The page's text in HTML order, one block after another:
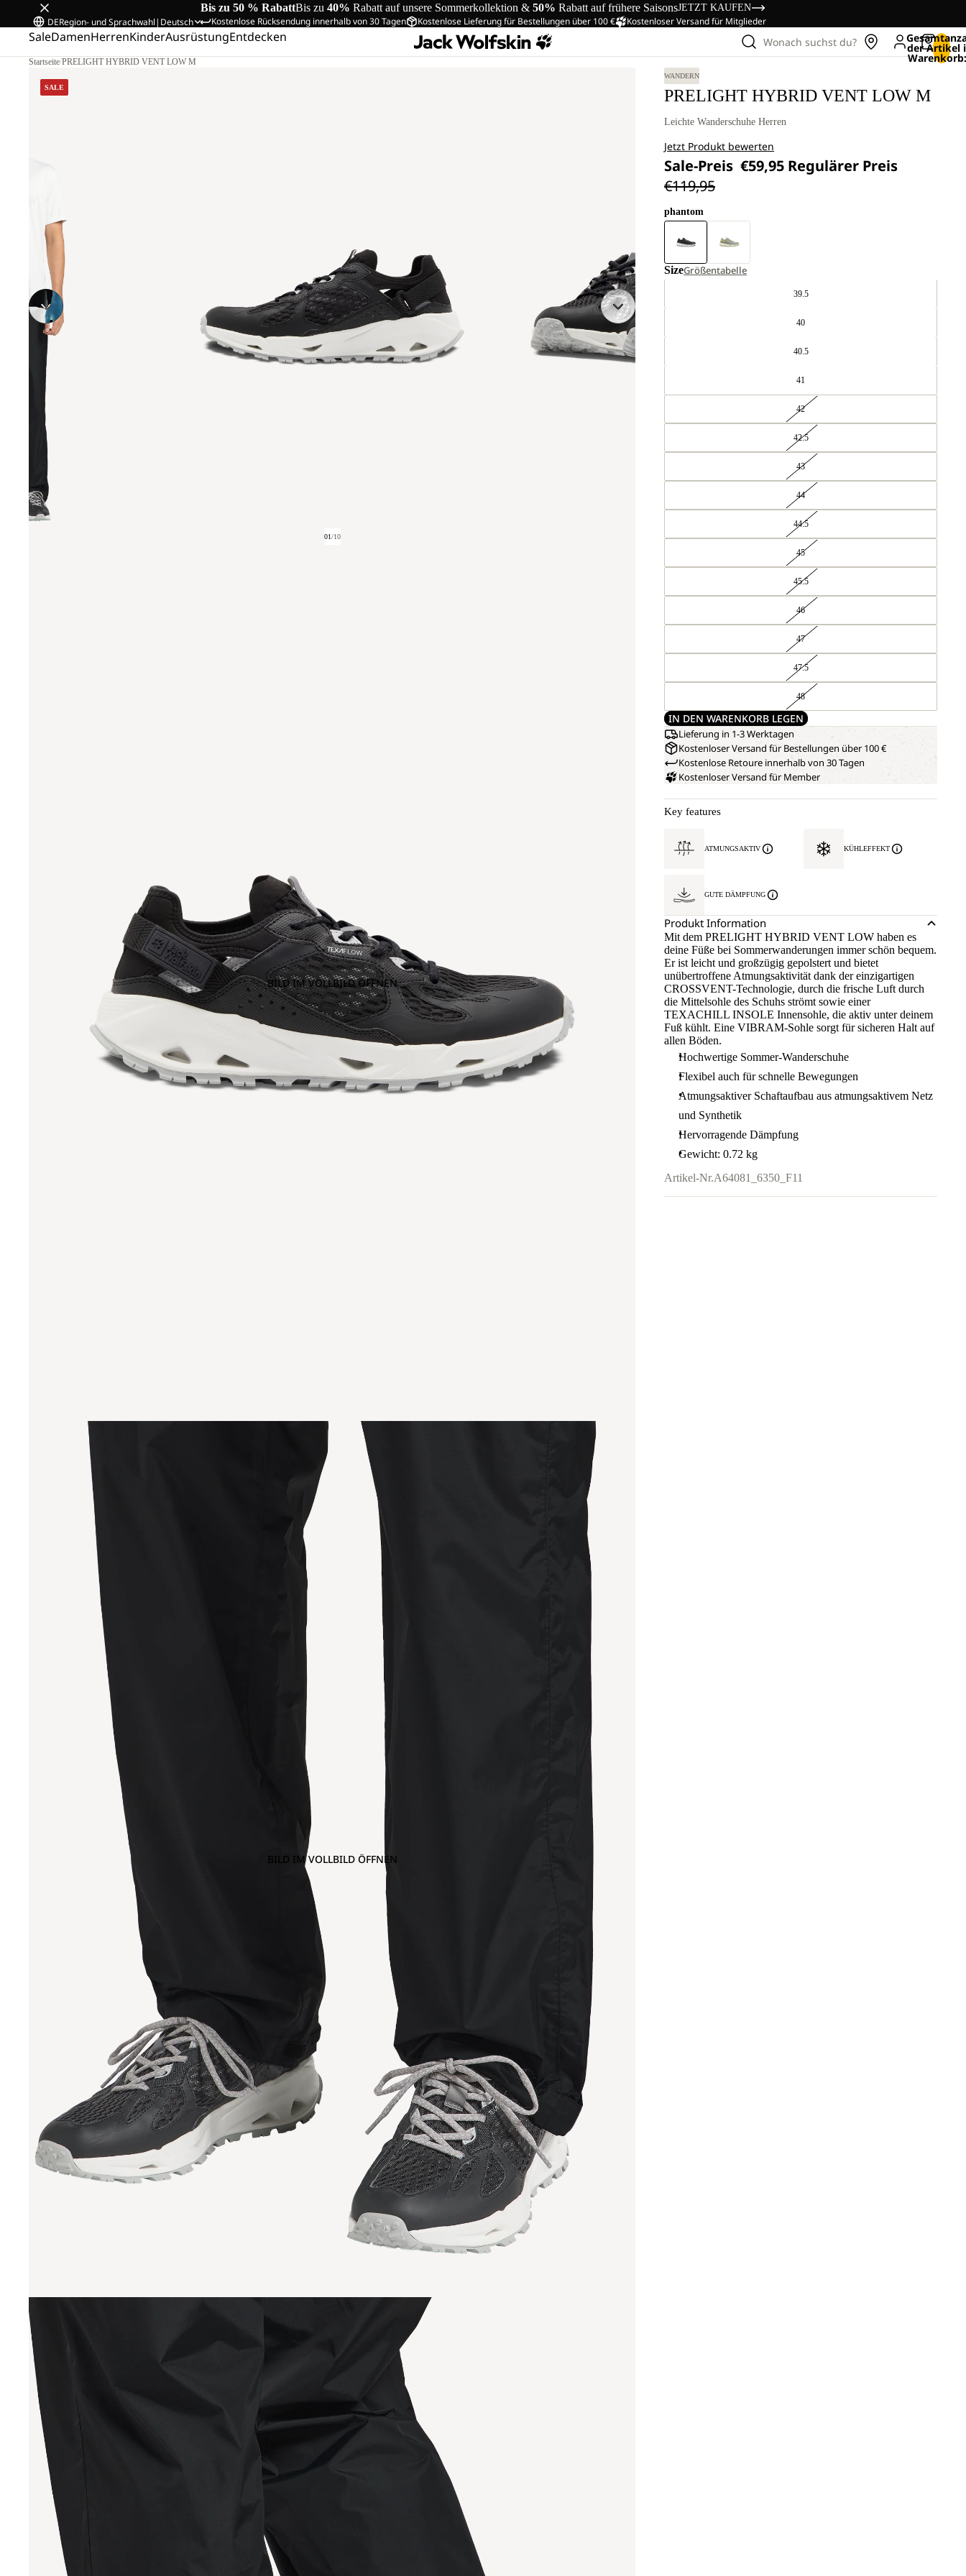
Bis zu 50 % RabattBis zu 40% Rabatt auf unsere Sommerkollektion & 50% Rabatt auf frühere SaisonsJETZT KAUFEN
Kostenlose Rücksendung innerhalb von 30 Tagen Kostenlose Lieferung für Bestellungen über 100 € Kostenloser Versand für Mitglieder
DERegion- und Sprachwahl| Deutsch
SaleDamenHerrenKinderAusrüstungEntdecken Wonach suchst du? der Artikel
Startseite/PRELIGHT HYBRID VENT LOW M
SALE
01/10
BILD IM VOLLBILD ÖFFNEN
BILD IM VOLLBILD ÖFFNEN
WANDERN
PRELIGHT HYBRID VENT LOW M
Leichte Wanderschuhe Herren
Jetzt Produkt bewerten
Sale-Preis €59,95 Regulärer Preis
€119,95
phantom
SizeGrößentabelle
39.5
40
40.5
41
42
42.5
43
44
44.5
45
45.5
46
47
47.5
48
IN DEN WARENKORB LEGEN
Lieferung in 1-3 Werktagen
Kostenloser Versand für Bestellungen über 100 €
Kostenlose Retoure innerhalb von 30 Tagen
Kostenloser Versand für Member
Key features
ATMUNGSAKTIV KÜHLEFFEKT
GUTE DÄMPFUNG
Produkt Information
Mit dem PRELIGHT HYBRID VENT LOW haben es
deine Füße bei Sommerwanderungen immer schön bequem.
Er ist leicht und großzügig gepolstert und bietet
unübertroffene Atmungsaktivität dank der einzigartigen
CROSSVENT-Technologie, durch die frische Luft durch
die Mittelsohle des Schuhs strömt sowie einer
TEXACHILL INSOLE Innensohle, die aktiv unter deinem
Fuß kühlt. Eine VIBRAM-Sohle sorgt für sicheren Halt auf
allen Böden.
Hochwertige Sommer-Wanderschuhe
Flexibel auch für schnelle Bewegungen
Atmungsaktiver Schaftaufbau aus atmungsaktivem Netz
und Synthetik
Hervorragende Dämpfung
Gewicht: 0.72 kg
Artikel-Nr.A64081_6350_F11